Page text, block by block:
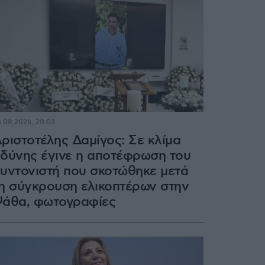
Δαμίγος: Σε κλίμα
έγινε η αποτέφρωση του
που σκοτώθηκε μετά
σύγκρουση ελικοπτέρων στην
φωτογραφίες
20:03